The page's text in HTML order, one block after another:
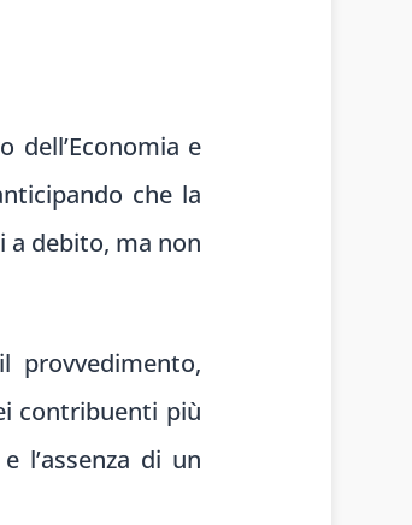
dell’Economia e
che la
a debito, ma non
provvedimento,
contribuenti più
l’assenza di un